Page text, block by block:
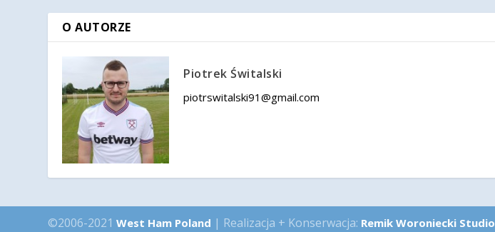
O AUTORZE
Piotrek Świtalski
piotrswitalski91@gmail.com
©2006-2021West Ham Poland | Realizacja + Konserwacja: Remik Woroniecki Studio